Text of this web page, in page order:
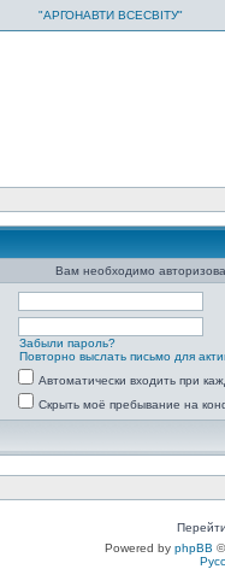
"АРГОНАВТИ ВСЕСВІТУ"
Вам необходимо
Забыли пароль?
Повторно выслать письмо для
Автоматически входить при
Скрыть моё пребывание на
Powered by phpBB